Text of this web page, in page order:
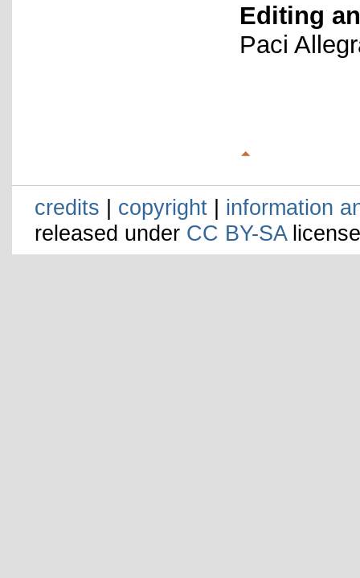
Editing
Paci
credits | copyright | information
released under CC BY-SA